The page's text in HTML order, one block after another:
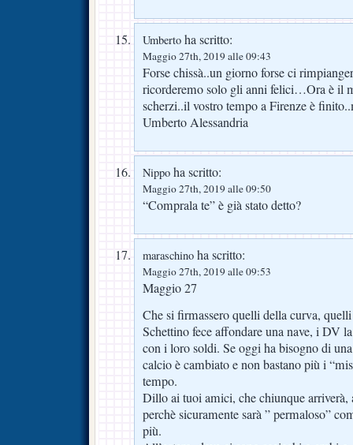
Umberto ha scritto:
Maggio 27th, 2019 alle 09:43
Forse chissà..un giorno forse ci
ricorderemo solo gli anni felici…Ora è il
scherzi..il vostro tempo a Firenze è
Umberto Alessandria
Nippo ha scritto:
Maggio 27th, 2019 alle 09:50
“Comprala te” è già stato detto?
maraschino ha scritto:
Maggio 27th, 2019 alle 09:53
Maggio 27
Che si firmassero quelli della curva,
Schettino fece affondare una nave, i DV
con i loro soldi. Se oggi ha bisogno di
calcio è cambiato e non bastano più i
tempo.
Dillo ai tuoi amici, che chiunque arriverà,
perchè sicuramente sarà ” permaloso”
più.